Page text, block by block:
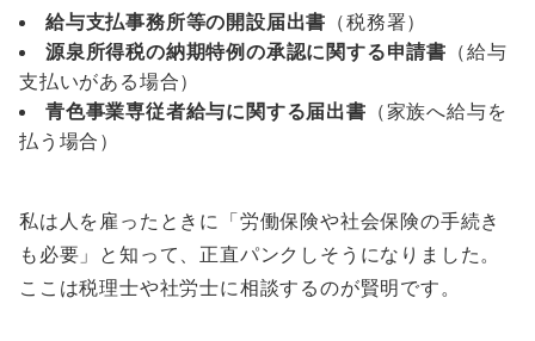
給与支払事務所等の開設届出書 （税務署）
源泉所得税の納期特例の承認に関する申請書 （給与
支払いがある場合）
青色事業専従者給与に関する届出書 （家族へ給与を
払う場合）
私は人を雇ったときに「労働保険や社会保険の手続き
も必要」と知って、正直パンクしそうになりました。
ここは税理士や社労士に相談するのが賢明です。